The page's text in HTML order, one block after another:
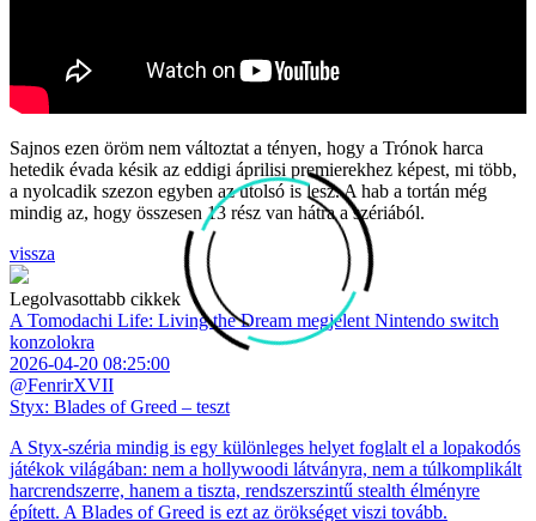
Sajnos ezen öröm nem változtat a tényen, hogy a Trónok harca
hetedik évada késik az eddigi áprilisi premierekhez képest, mi több,
a nyolcadik szezon egyben az utolsó is lesz. A hab a tortán még
mindig az, hogy összesen 13 rész van hátra a szériából.
vissza
Legolvasottabb cikkek
A Tomodachi Life: Living the Dream megjelent Nintendo switch
konzolokra
2026-04-20 08:25:00
@FenrirXVII
Styx: Blades of Greed – teszt
A Styx-széria mindig is egy különleges helyet foglalt el a lopakodós
játékok világában: nem a hollywoodi látványra, nem a túlkomplikált
harcrendszerre, hanem a tiszta, rendszerszintű stealth élményre
épített. A Blades of Greed is ezt az örökséget viszi tovább.